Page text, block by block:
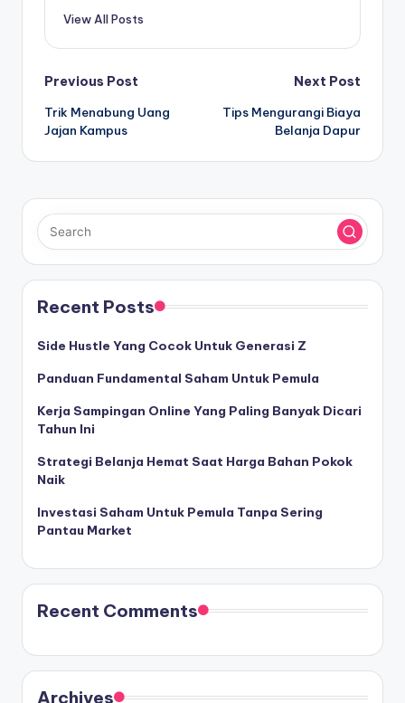
View All Posts
Post
navigation
Previous Post
Trik Menabung Uang
Jajan Kampus
Next Post
Tips Mengurangi Biaya
Belanja Dapur
Recent Posts
Side Hustle Yang Cocok Untuk Generasi Z
Panduan Fundamental Saham Untuk Pemula
Kerja Sampingan Online Yang Paling Banyak Dicari
Tahun Ini
Strategi Belanja Hemat Saat Harga Bahan Pokok
Naik
Investasi Saham Untuk Pemula Tanpa Sering
Pantau Market
Recent Comments
Archives